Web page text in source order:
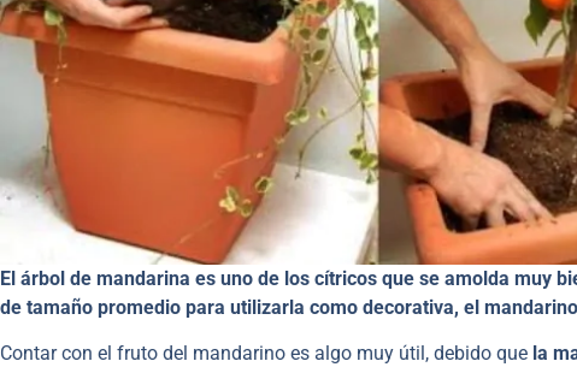
El árbol de mandarina es uno de los cítricos que se amolda muy
de tamaño promedio para utilizarla como decorativa, el
Contar con el fruto del mandarino es algo muy útil, debido que la